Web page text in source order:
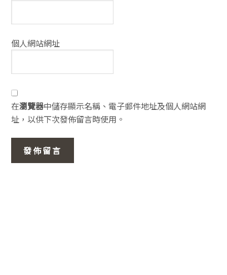
個人網站網址
在瀏覽器中儲存顯示名稱、電子郵件地址及個人網站網
址，以供下次發佈留言時使用。